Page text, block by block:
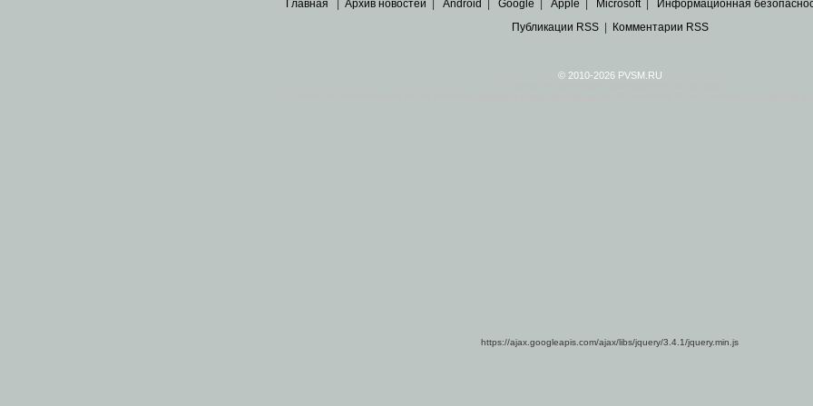
Главная Архив новостей Android Google Apple Microsoft| Информационная
Публикации RSS| Комментарии RSS
© 2010-2026 PVSM.RU
https://ajax.googleapis.com/ajax/libs/jquery/3.4.1/jquery.min.js